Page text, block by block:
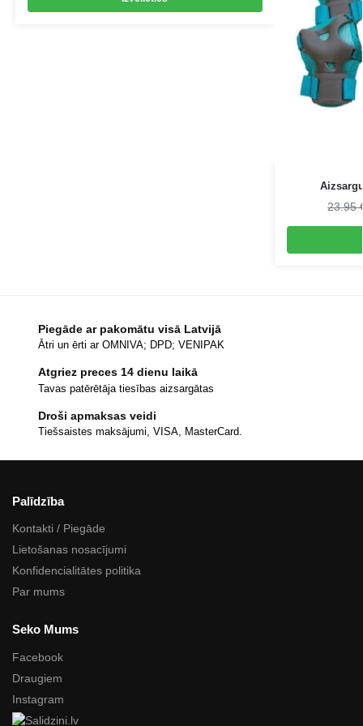
23.95
Piegāde ar pakomātu visā Latvijā
Ātri un ērti ar OMNIVA; DPD; VENIPAK
Atgriez preces 14 dienu laikā
Tavas patērētāja tiesības aizsargātas
Droši apmaksas veidi
Tiešsaistes maksājumi, VISA, MasterCard.
Palīdzība
Kontakti / Piegāde
Lietošanas nosacījumi
Konfidencialitātes politika
Par mums
Seko Mums
Facebook
Draugiem
Instagram